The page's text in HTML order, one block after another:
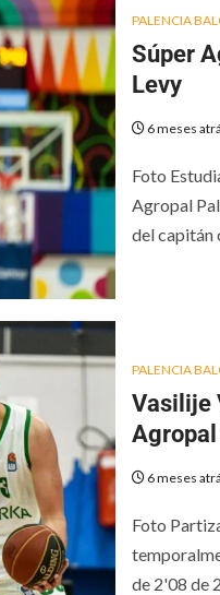
PALENCIA
Súper
Levy
6 meses
Foto
Agropal
del capitán
PALENCIA
Vasilije
6 meses
Foto
de 2'08 de